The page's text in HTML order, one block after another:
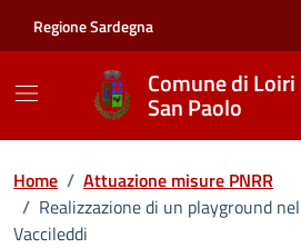
Regione Sardegna
Comune di
San Paolo
Home / Attuazione misure PNRR
/ Realizzazione di un playground
Vaccileddi